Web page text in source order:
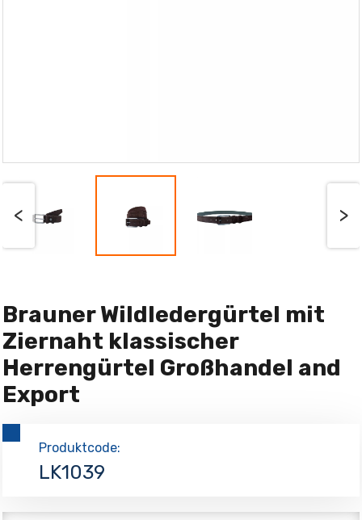
< >
Brauner Wildledergürtel mit
Ziernaht klassischer
Herrengürtel Großhandel and
Export
Produktcode:
LK1039